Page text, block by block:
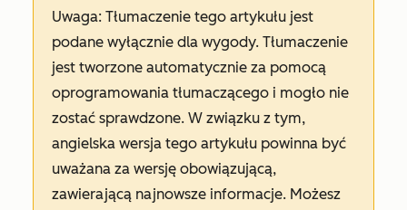
Uwaga: Tłumaczenie tego artykułu jest
podane wyłącznie dla wygody. Tłumaczenie
jest tworzone automatycznie za pomocą
oprogramowania tłumaczącego i mogło nie
zostać sprawdzone. W związku z tym,
angielska wersja tego artykułu powinna być
uważana za wersję obowiązującą,
zawierającą najnowsze informacje. Możesz